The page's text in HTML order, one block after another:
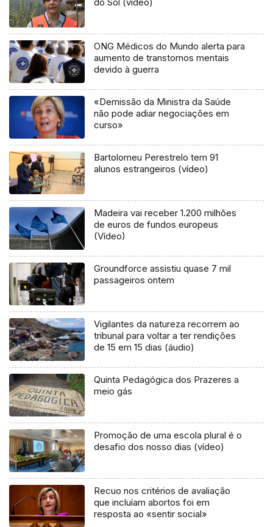
ONG Médicos do Mundo alerta para
aumento de transtornos mentais
devido à guerra
«Demissão da Ministra da Saúde
não pode adiar negociações em
curso»
Bartolomeu Perestrelo tem 91
alunos estrangeiros (vídeo)
Madeira vai receber 1.200 milhões
de euros de fundos europeus
(Vídeo)
Groundforce assistiu quase 7 mil
passageiros ontem
Vigilantes da natureza recorrem ao
tribunal para voltar a ter rendições
de 15 em 15 dias (áudio)
Quinta Pedagógica dos Prazeres a
meio gás
Promoção de uma escola plural é o
desafio dos nosso dias (vídeo)
Recuo nos critérios de avaliação
que incluíam abortos foi em
resposta ao «sentir social»